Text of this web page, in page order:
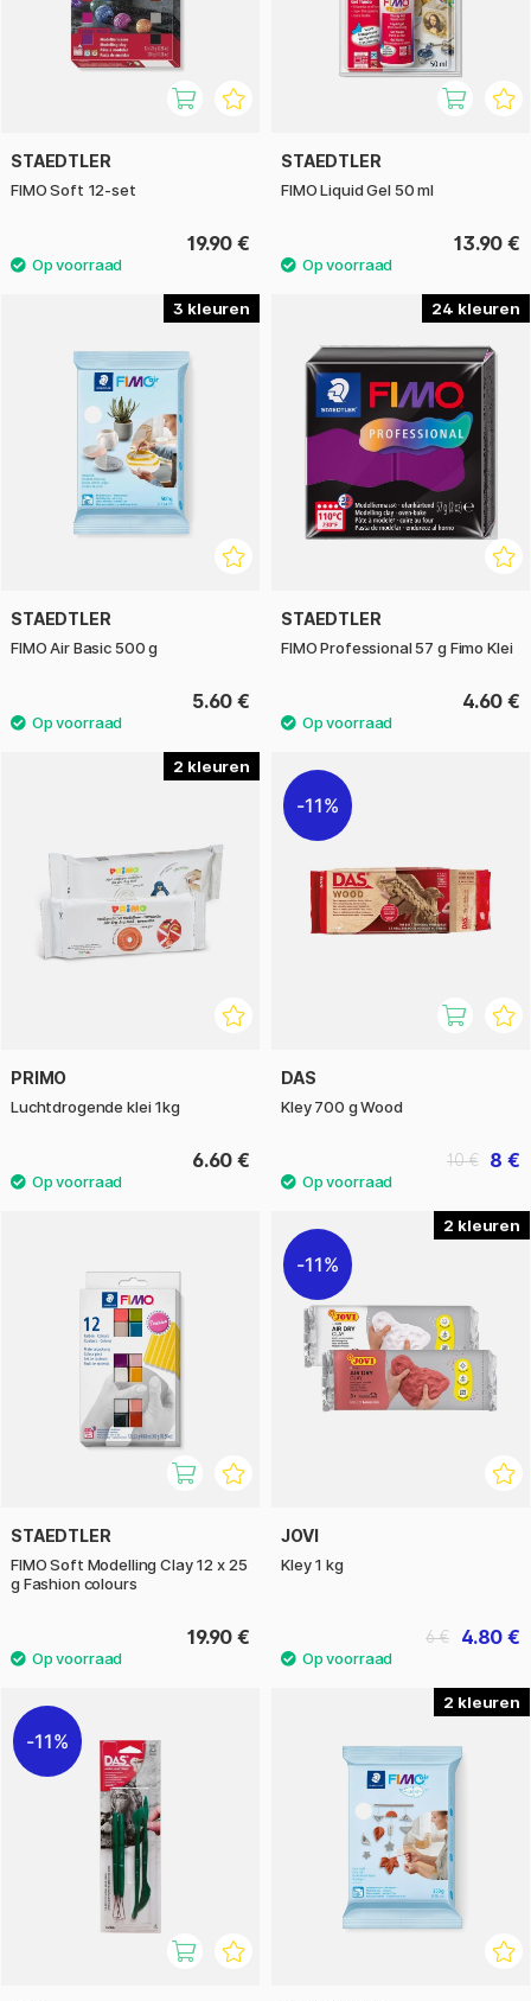
STAEDTLER
FIMO Soft 12-set
19.90 €
STAEDTLER
FIMO Liquid Gel 50 ml
13.90 €
3
STAEDTLER
FIMO Air Basic 500 g
5.60 €
24
STAEDTLER
FIMO Professional 57 g Fimo Klei
4.60 €
2
PRIMO
Luchtdrogende klei 1kg
6.60 €
11%
DAS
Kley 700 g Wood
8 €
10 €
STAEDTLER
FIMO Soft Modelling Clay 12 x 25
g Fashion colours
19.90 €
2
11%
JOVI
Kley 1 kg
4.80 €
6 €
11%
2